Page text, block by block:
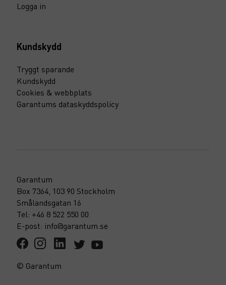
Logga in
Kundskydd
Tryggt sparande
Kundskydd
Cookies & webbplats
Garantums dataskyddspolicy
Garantum
Box 7364, 103 90 Stockholm
Smålandsgatan 16
Tel: +46 8 522 550 00
E-post: info@garantum.se
© Garantum